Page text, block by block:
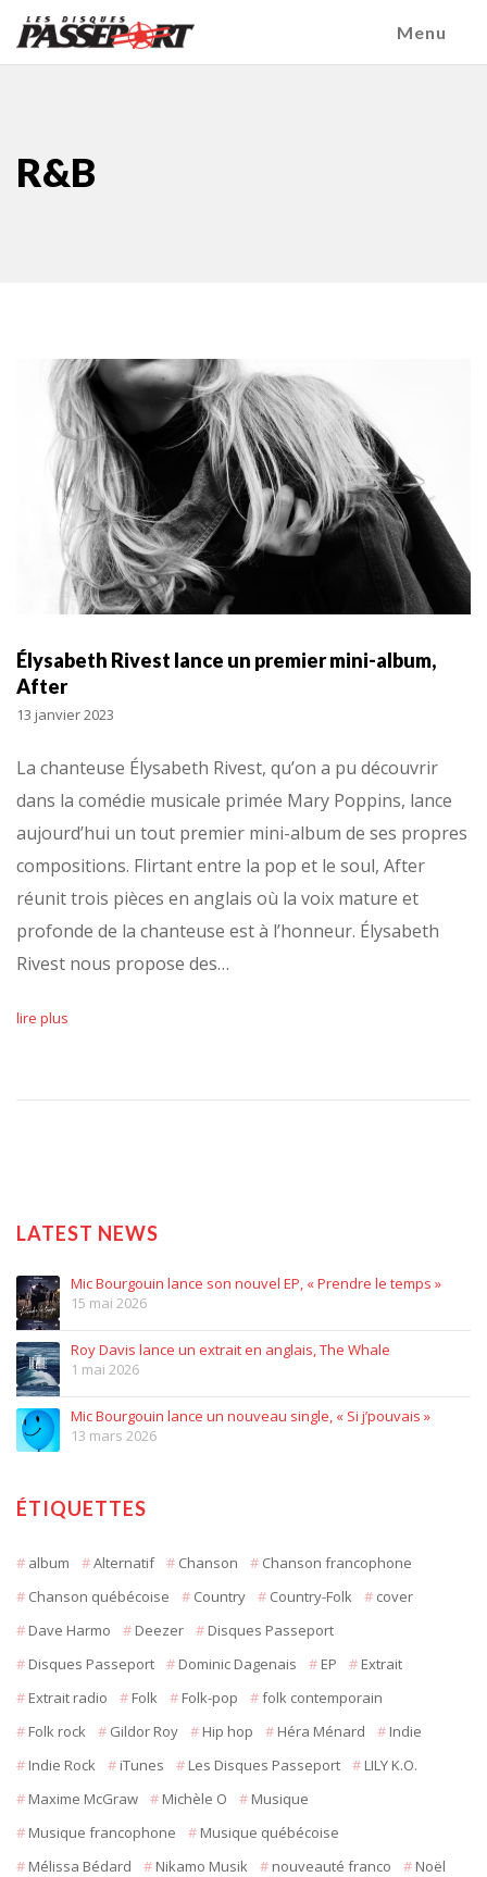
Menu
R&B
Élysabeth Rivest lance un premier mini-album,
After
13 janvier 2023
La chanteuse Élysabeth Rivest, qu’on a pu découvrir
dans la comédie musicale primée Mary Poppins, lance
aujourd’hui un tout premier mini-album de ses propres
compositions. Flirtant entre la pop et le soul, After
réunit trois pièces en anglais où la voix mature et
profonde de la chanteuse est à l’honneur. Élysabeth
Rivest nous propose des…
lire plus
LATEST NEWS
Mic Bourgouin lance son nouvel EP, « Prendre le temps »
15 mai 2026
Roy Davis lance un extrait en anglais, The Whale
1 mai 2026
Mic Bourgouin lance un nouveau single, « Si j’pouvais »
13 mars 2026
ÉTIQUETTES
album Alternatif Chanson
Chanson francophone
Chanson québécoise
Country Country-Folk
cover
Dave Harmo
Deezer
Disques Passeport
Disques Passeport
Dominic Dagenais EP
Extrait
Extrait radio
Folk Folk-pop
folk contemporain
Folk rock
Gildor Roy Hip hop Héra Ménard
Indie
Indie Rock
iTunes Les Disques Passeport
LILY K.O.
Maxime McGraw
Michèle O
Musique
Musique francophone
Musique québécoise
Mélissa Bédard
Nikamo Musik nouveauté franco
Noël